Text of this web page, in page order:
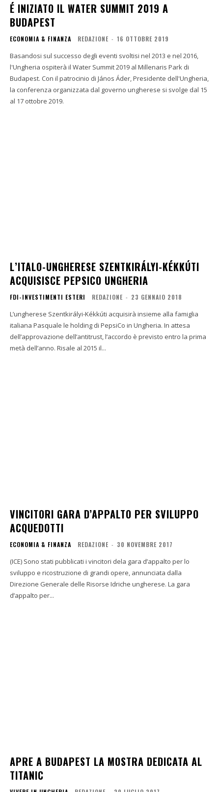
É INIZIATO IL WATER SUMMIT 2019 A
BUDAPEST
ECONOMIA & FINANZA REDAZIONE - 16 OTTOBRE 2019
Basandosi sul successo degli eventi svoltisi nel 2013 e nel 2016,
l'Ungheria ospiterà il Water Summit 2019 al Millenaris Park di
Budapest. Con il patrocinio di János Áder, Presidente dell'Ungheria,
la conferenza organizzata dal governo ungherese si svolge dal 15
al 17 ottobre 2019.
L’ITALO-UNGHERESE SZENTKIRÁLYI-KÉKKÚTI
ACQUISISCE PEPSICO UNGHERIA
FDI-INVESTIMENTI ESTERI REDAZIONE - 23 GENNAIO 2018
L’ungherese Szentkirályi-Kékkúti acquisirà insieme alla famiglia
italiana Pasquale le holding di PepsiCo in Ungheria. In attesa
dell’approvazione dell’antitrust, l’accordo è previsto entro la prima
metà dell’anno. Risale al 2015 il...
VINCITORI GARA D’APPALTO PER SVILUPPO
ACQUEDOTTI
ECONOMIA & FINANZA REDAZIONE - 30 NOVEMBRE 2017
(ICE) Sono stati pubblicati i vincitori dela gara d’appalto per lo
sviluppo e ricostruzione di grandi opere, annunciata dalla
Direzione Generale delle Risorse Idriche ungherese. La gara
d’appalto per...
APRE A BUDAPEST LA MOSTRA DEDICATA AL
TITANIC